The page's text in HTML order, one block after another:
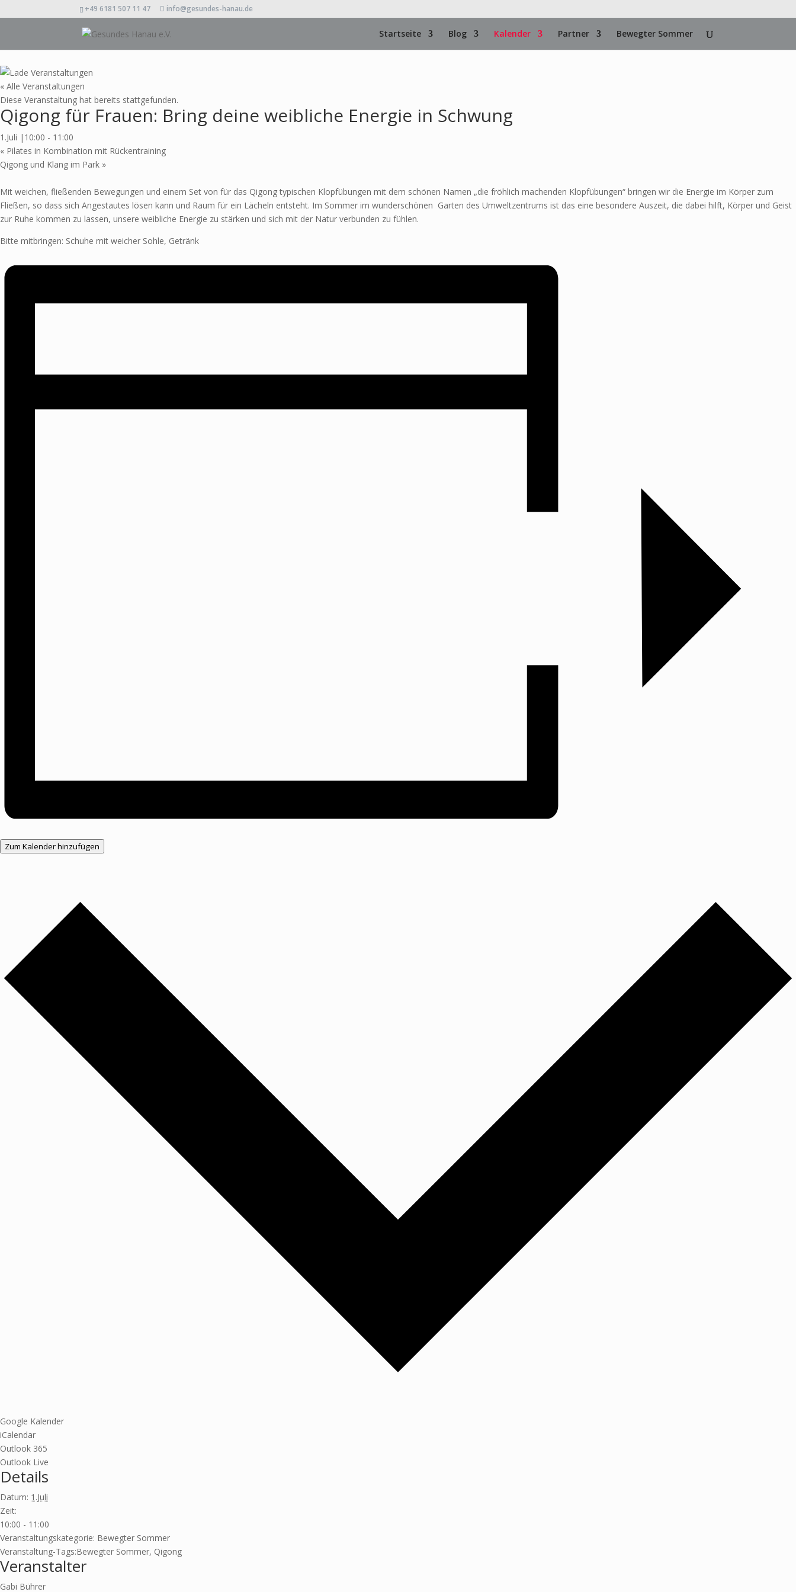
+49 6181 507 11 47 info@gesundes-hanau.de
Startseite Blog Kalender Partner Bewegter Sommer
« Alle Veranstaltungen
Diese Veranstaltung hat bereits stattgefunden.
Qigong für Frauen: Bring deine weibliche Energie in Schwung
1.Juli |10:00 - 11:00
« Pilates in Kombination mit Rückentraining
Qigong und Klang im Park »
Mit weichen, fließenden Bewegungen und einem Set von für das Qigong typischen Klopfübungen mit dem schönen Namen „die fröhlich machenden Klopfübungen“ bringen wir die Energie im Körper zum
Fließen, so dass sich Angestautes lösen kann und Raum für ein Lächeln entsteht. Im Sommer im wunderschönen Garten des Umweltzentrums ist das eine besondere Auszeit, die dabei hilft, Körper und Geist
zur Ruhe kommen zu lassen, unsere weibliche Energie zu stärken und sich mit der Natur verbunden zu fühlen.
Bitte mitbringen: Schuhe mit weicher Sohle, Getränk
Zum Kalender hinzufügen
Google Kalender
iCalendar
Outlook 365
Outlook Live
Details
Datum: 1.Juli
Zeit:
10:00 - 11:00
Veranstaltungskategorie: Bewegter Sommer
Veranstaltung-Tags:Bewegter Sommer, Qigong
Veranstalter
Gabi Bührer